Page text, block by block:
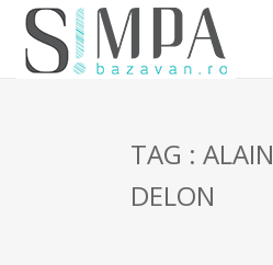
TAG : ALAIN
DELON